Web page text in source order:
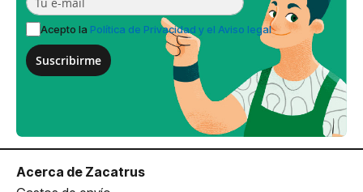
Acepto la Política de Privacidad y el Aviso legal
Suscribirme
Acerca de Zacatrus